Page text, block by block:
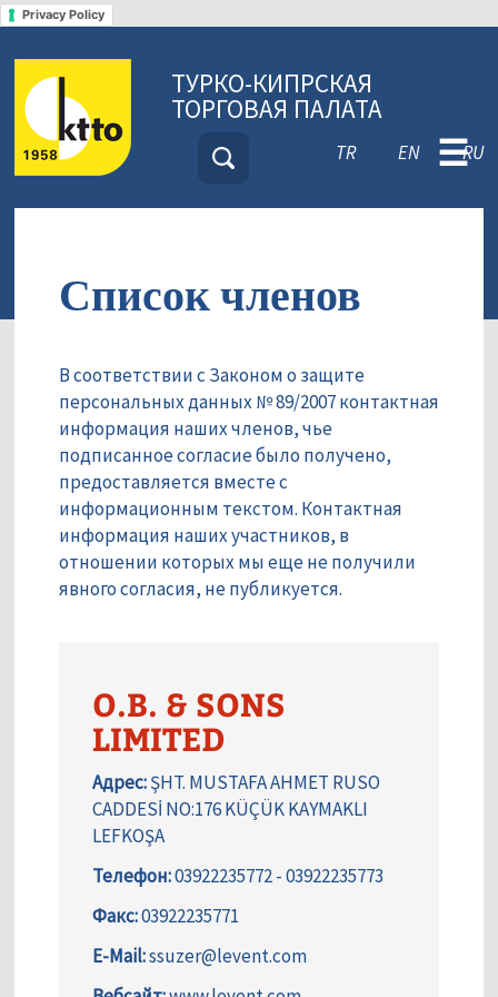
Privacy Policy
ТУРКО-КИПРСКАЯ
ТОРГОВАЯ ПАЛАТА
TR EN RU
☰
Список членов
В соответствии с Законом о защите
персональных данных № 89/2007 контактная
информация наших членов, чье
подписанное согласие было получено,
предоставляется вместе с
информационным текстом. Контактная
информация наших участников, в
отношении которых мы еще не получили
явного согласия, не публикуется.
O.B. & SONS
LIMITED
Адрес:ŞHT. MUSTAFA AHMET RUSO
CADDESİ NO:176 KÜÇÜK KAYMAKLI
LEFKOŞA
Телефон:03922235772 - 03922235773
Факс:03922235771
E-Mail:ssuzer@levent.com